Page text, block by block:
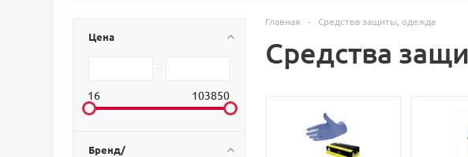
Цена
16 103850
Бренд/
Главная - Средства защиты, одежда
Средства